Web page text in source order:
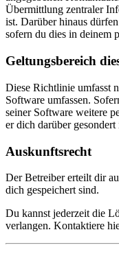
Übermittlung zentraler
ist. Darüber hinaus
sofern du dies in deinem
Geltungsbereich
Diese Richtlinie umfasst
Software umfassen.
seiner Software weitere
er dich darüber
Auskunftsrecht
Der Betreiber erteilt dir
dich gespeichert sind.
Du kannst jederzeit die
verlangen. Kontaktiere